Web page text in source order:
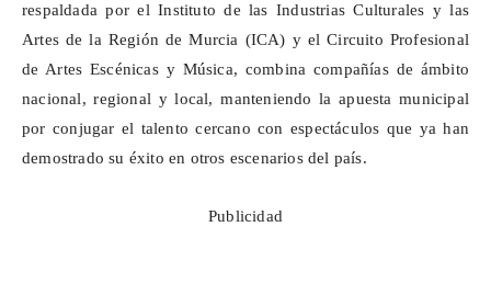
respaldada por el Instituto de las Industrias Culturales y las
Artes de la Región de Murcia (ICA) y el Circuito Profesional
de Artes Escénicas y Música, combina compañías de ámbito
nacional, regional y local, manteniendo la apuesta municipal
por conjugar el talento cercano con espectáculos que ya han
demostrado su éxito en otros escenarios del país.
Publicidad